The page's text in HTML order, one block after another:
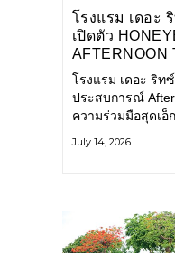
โรงแรม เดอะ
เปิดตัว
AFTERNOON
(CALEŌ) ชว
หวานร่วมสมัย
โรงแรม เดอะ ริท
ประสบการณ์
ความร่วมมือสุดเ
ดังจากกรุงโซล น
July 14, 2026